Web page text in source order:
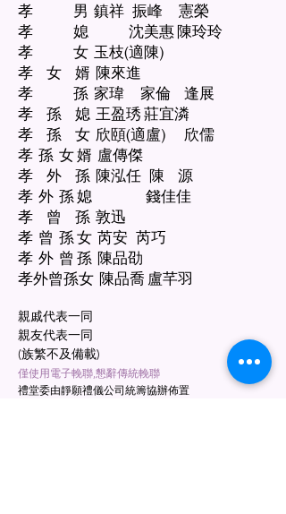
孝 男 鎮祥 振峰 憲榮
孝 媳 沈美惠 陳玲玲
孝 女 玉枝(適陳)
孝 女 婿 陳來進
孝 孫 家瑋 家倫 逢展
孝 孫 媳 王盈琇 莊宜潾
孝 孫 女 欣頤(適盧) 欣儒
孝 孫 女 婿 盧傳傑
孝 外 孫 陳泓任 陳 源
孝 外 孫 媳 錢佳佳
孝 曾 孫 敦迅
孝 曾 孫 女 芮安 芮巧
孝 外 曾 孫 陳品劭
孝外曾孫女 陳品喬 盧芊羽
親戚代表一同
親友代表一同
(族繁不及備載)
僅使用電子輓聯,懇辭傳統輓聯
禮堂委由靜願禮儀公司統籌協辦佈置